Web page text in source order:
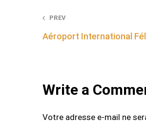
Post
navigation
PREV
Aéroport International
Write a
Votre adresse e-mail ne